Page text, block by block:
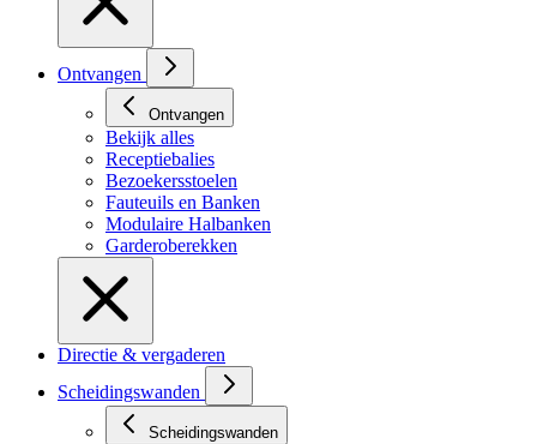
Ontvangen
Ontvangen
Bekijk alles
Receptiebalies
Bezoekersstoelen
Fauteuils en Banken
Modulaire Halbanken
Garderoberekken
Directie & vergaderen
Scheidingswanden
Scheidingswanden